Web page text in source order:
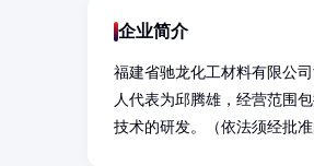
企业简介
福建省驰龙化工材料有限公
人代表为邱腾雄，经营范围
技术的研发。（依法须经批